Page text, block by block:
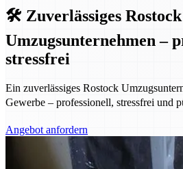
🛠️ Zuverlässiges Rostock
Umzugsunternehmen –
stressfrei
Ein zuverlässiges Rostock
Gewerbe – professionell, stressfrei und
Angebot anfordern